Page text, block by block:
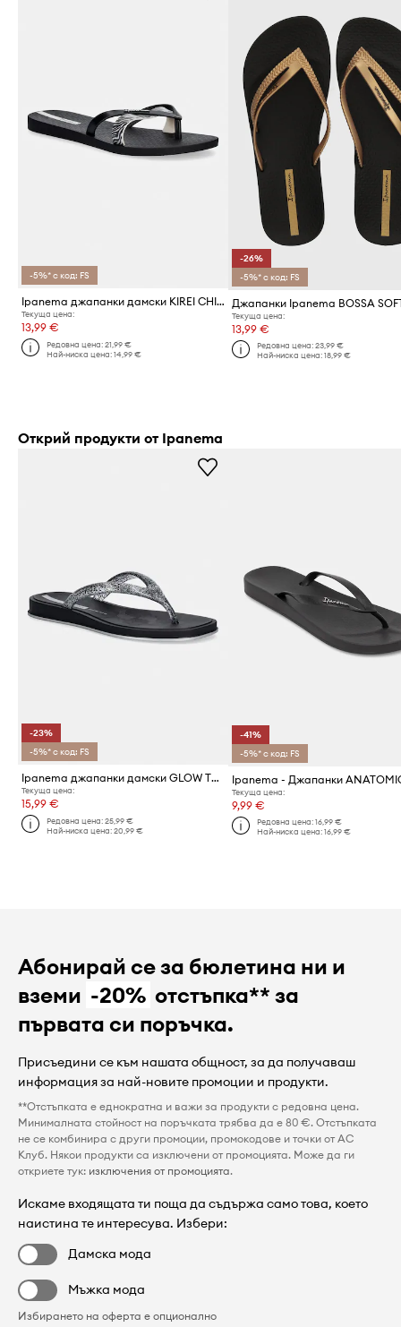
-5%* с код: FS
Ipanema джапанки дамски KIREI CHIC F
Текуща цена:
13,99 €
Редовна цена:21,99 €
Най-ниска цена:14,99 €
-26%
-5%* с код: FS
Джапанки Ipanema BOSSA
Текуща цена:
13,99 €
Редовна цена: 23,99 €
Най-ниска цена: 18,99 €
Открий продукти от Ipanema
-23%
-5%* с код: FS
Ipanema джапанки дамски GLOW TRENDY
Текуща цена:
15,99 €
Редовна цена:25,99 €
Най-ниска цена:20,99 €
-41%
-5%* с код: FS
Текуща цена:
9,99 €
Редовна цена: 16,99 €
Най-ниска цена: 16,99 €
Абонирай се за бюлетина ни и
вземи -20% отстъпка** за
първата си поръчка.
Присъедини се към нашата общност, за да получаваш
информация за най-новите промоции и продукти.
**Отстъпката е еднократна и важи за продукти с редовна цена.
Минималната стойност на поръчката трябва да е 80 €. Отстъпката
не се комбинира с други промоции, промокодове и точки от AC
Клуб. Някои продукти са изключени от промоцията. Може да ги
откриете тук: изключения от промоцията.
Искаме входящата ти поща да съдържа само това, което
наистина те интересува. Избери:
Дамска мода
Мъжка мода
Избирането на оферта е опционално